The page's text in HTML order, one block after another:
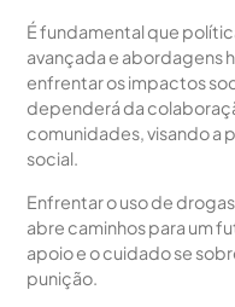
É fundamental que
avançada e abordagens
enfrentar os impactos
dependerá da
comunidades, visando a
social.
Enfrentar o uso de
abre caminhos para um
apoio e o cuidado se
punição.